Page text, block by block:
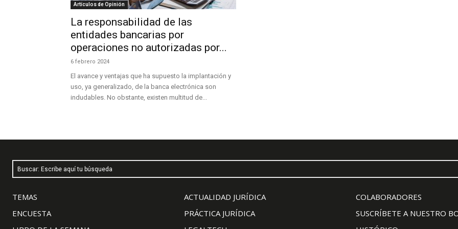
Artículos de Opinión
La responsabilidad de las
entidades bancarias por
operaciones no autorizadas por...
6 febrero 2024
El avance y ventajas que ha supuesto la implantación y
uso, ya generalizado, de la banca electrónica son
indudables. No obstante, existen multitud de...
Buscar: Escribe aquí tu búsqueda
TEMAS
ENCUESTA
ACTUALIDAD JURÍDICA
PRÁCTICA JURÍDICA
COLABORADORES
SUSCRÍBETE A NUESTRO